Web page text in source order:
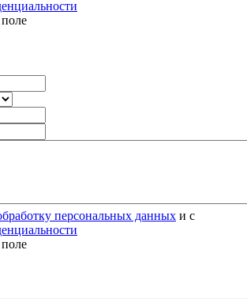
персональных данных и с